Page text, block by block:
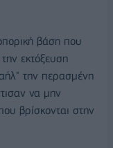
βάση που
εκτόξευση
την περασμένη
να μην
βρίσκονται στην